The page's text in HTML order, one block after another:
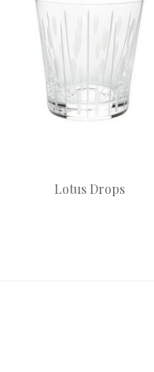
Lotus Drops